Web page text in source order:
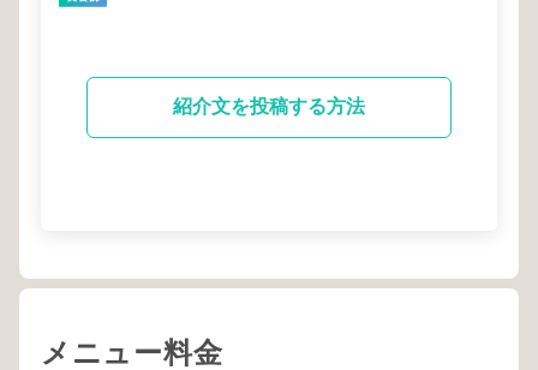
紹介文を投稿する方法
メニュー料金